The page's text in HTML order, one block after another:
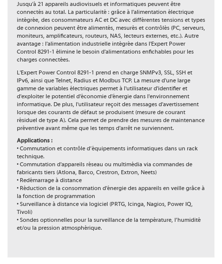
Jusqu'à 21 appareils audiovisuels et informatiques peuvent être
connectés au total. La particularité : grâce à l'alimentation électrique
intégrée, des consommateurs AC et DC avec différentes tensions et types
de connexion peuvent être alimentés, mesurés et contrôlés (PC, serveurs,
moniteurs, amplificateurs, routeurs, NAS, lecteurs externes, etc.). Autre
avantage : l'alimentation industrielle intégrée dans l'Expert Power
Control 8291-1 élimine le besoin d'alimentations enfichables pour les
charges connectées.
L'Expert Power Control 8291-1 prend en charge SNMPv3, SSL, SSH et
IPv6, ainsi que Telnet, Radius et Modbus TCP. La mesure d'une large
gamme de variables électriques permet à l'utilisateur d'identifier et
d'exploiter le potentiel d'économie d'énergie dans l'environnement
informatique. De plus, l'utilisateur reçoit des messages d'avertissement
lorsque des courants de défaut se produisent (mesure de courant
résiduel de type A). Cela permet de prendre des mesures de maintenance
préventive avant même que les temps d'arrêt ne surviennent.
Applications :
• Commutation et contrôle d’équipements informatiques dans un rack
technique.
• Commutation d'appareils réseau ou multimédia via commandes de
fabricants tiers (Atlona, Barco, Crestron, Extron, Neets)
• Redémarrage à distance
• Réduction de la consommation d'énergie des appareils en veille grâce à
la fonction de programmation
• Surveillance à distance via logiciel (PRTG, Icinga, Nagios, Power IQ,
Tivoli)
• Sondes optionnelles pour la surveillance de la température, l’humidité
et/ou la pression atmosphérique.